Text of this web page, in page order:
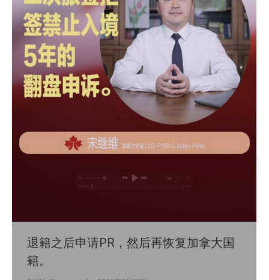
退籍之后申请PR，然后再恢复加拿大国
籍。